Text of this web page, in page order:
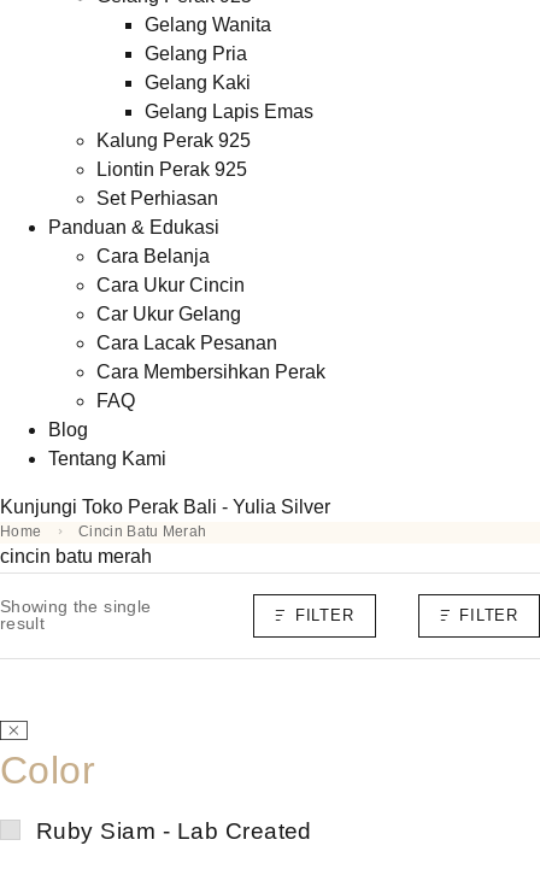
Gelang Wanita
Gelang Pria
Gelang Kaki
Gelang Lapis Emas
Kalung Perak 925
Liontin Perak 925
Set Perhiasan
Panduan & Edukasi
Cara Belanja
Cara Ukur Cincin
Car Ukur Gelang
Cara Lacak Pesanan
Cara Membersihkan Perak
FAQ
Blog
Tentang Kami
Kunjungi Toko Perak Bali - Yulia Silver
Home Cincin Batu Merah
cincin batu merah
Showing the single
result
FILTER FILTER
Color
Ruby Siam - Lab Created